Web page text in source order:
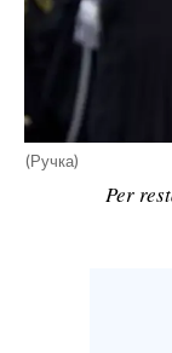
ALTRI SPORT
CULTURA
SPETTACOLI
(Ручка)
Per